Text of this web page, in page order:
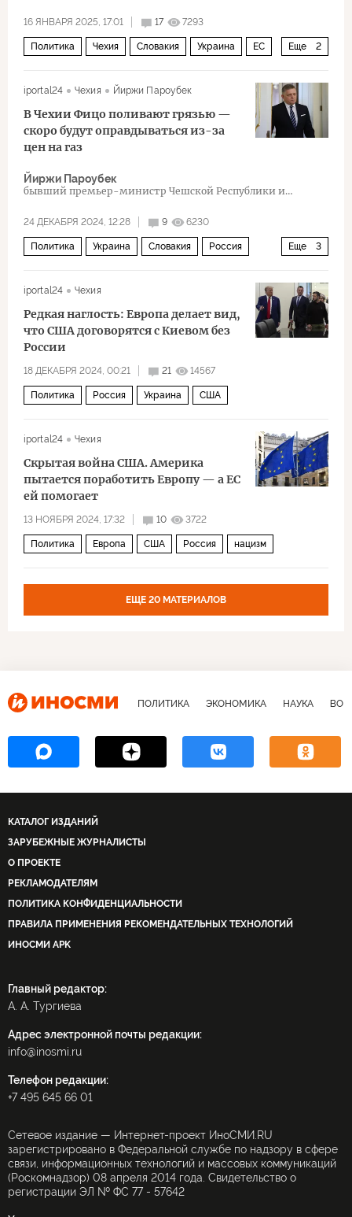
16 ЯНВАРЯ 2025, 17:01 17 7293
Еще 2
Политика Чехия Словакия Украина ЕС
iportal24
Чехия Йиржи Пароубек
В Чехии Фицо поливают грязью —
скоро будут оправдываться из-за
цен на газ
Йиржи Пароубек
бывший премьер-министр Чешской Республики и
24 ДЕКАБРЯ 2024, 12:28 9 6230
Еще 3
Политика Украина Словакия Россия
iportal24
Чехия
Редкая наглость: Европа делает вид,
что США договорятся с Киевом без
России
18 ДЕКАБРЯ 2024, 00:21 21 14567
Политика Россия Украина США
iportal24 Чехия
Скрытая война США. Америка
пытается поработить Европу — а ЕС
ей помогает
13 НОЯБРЯ 2024, 17:32 10 3722
Политика Европа США Россия нацизм
ЕЩЕ 20 МАТЕРИАЛОВ
ПОЛИТИКА ЭКОНОМИКА НАУКА
КАТАЛОГ ИЗДАНИЙ
ЗАРУБЕЖНЫЕ ЖУРНАЛИСТЫ
О ПРОЕКТЕ
РЕКЛАМОДАТЕЛЯМ
ПОЛИТИКА КОНФИДЕНЦИАЛЬНОСТИ
ПРАВИЛА ПРИМЕНЕНИЯ РЕКОМЕНДАТЕЛЬНЫХ ТЕХНОЛОГИЙ
ИНОСМИ APK
Главный редактор:
А. А. Тургиева
Адрес электронной почты редакции:
info@inosmi.ru
Телефон редакции:
+7 495 645 66 01
Сетевое издание — Интернет-проект ИноСМИ.RU
зарегистрировано в Федеральной службе по надзору в сфере
связи, информационных технологий и массовых коммуникаций
(Роскомнадзор) 08 апреля 2014 года. Свидетельство о
регистрации ЭЛ № ФС 77 - 57642